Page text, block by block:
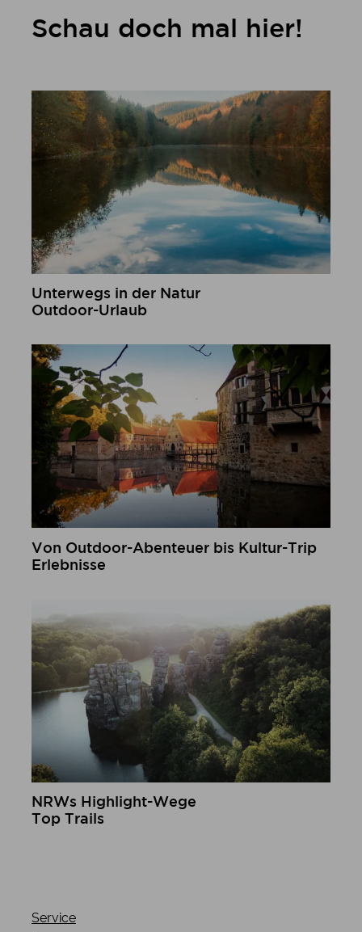
Schau doch mal hier!
Unterwegs in der Natur
Outdoor-Urlaub
Von Outdoor-Abenteuer bis Kultur-Trip
Erlebnisse
NRWs Highlight-Wege
Top Trails
Service